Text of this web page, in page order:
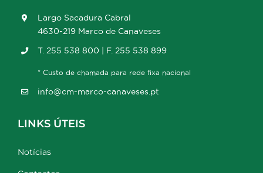
Largo Sacadura Cabral
4630-219 Marco de Canaveses
T. 255 538 800 | F. 255 538 899
* Custo de chamada para rede fixa nacional
info@cm-marco-canaveses.pt
LINKS ÚTEIS
Notícias